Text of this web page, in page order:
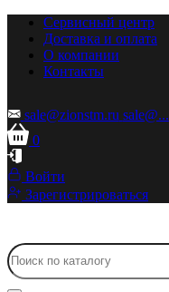
Сервисный центр
Доставка и оплата
О компании
Контакты
sale@zionstm.ru sale@...
0
Войти
Зарегистрироваться